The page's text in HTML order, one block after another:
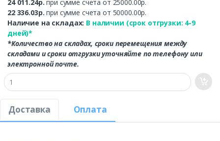
24 011.24р.при сумме счета от 25000.00р.
22 336.03р.при сумме счета от 50000.00р.
Наличие на складах: В наличии (срок отгрузки: 4-9
дней)*
*Количество на складах, сроки перемещения между
складами и сроки отгрузки уточняйте по телефону или
электронной почте.
Доставка Оплата